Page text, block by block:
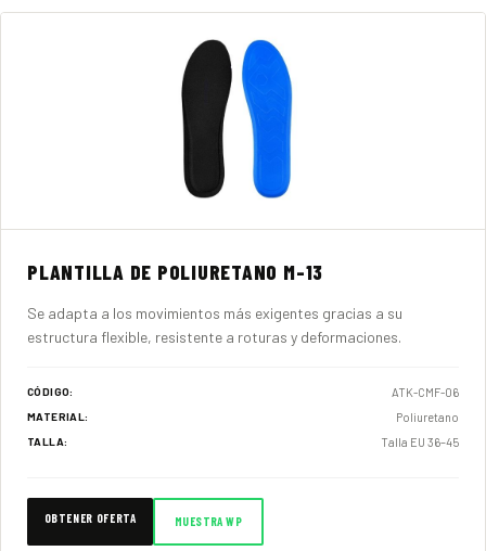
PLANTILLA DE POLIURETANO M-13
Se adapta a los movimientos más exigentes gracias a su
estructura flexible, resistente a roturas y deformaciones.
CÓDIGO: ATK-CMF-06
MATERIAL: Poliuretano
TALLA: Talla EU 36–45
OBTENER OFERTA MUESTRA WP